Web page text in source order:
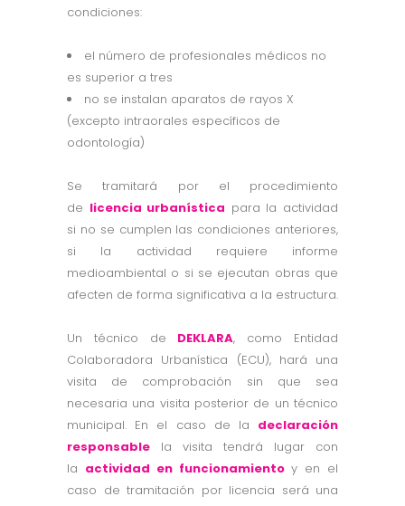
condiciones:
el número de profesionales médicos no
es superior a tres
no se instalan aparatos de rayos X
(excepto intraorales específicos de
odontología)
Se tramitará por el procedimiento
de licencia urbanística para la actividad
si no se cumplen las condiciones anteriores,
si la actividad requiere informe
medioambiental o si se ejecutan obras que
afecten de forma significativa a la estructura.
Un técnico de DEKLARA, como Entidad
Colaboradora Urbanística (ECU), hará una
visita de comprobación sin que sea
necesaria una visita posterior de un técnico
municipal. En el caso de la declaración
responsable la visita tendrá lugar con
la actividad en funcionamiento y en el
caso de tramitación por licencia será una